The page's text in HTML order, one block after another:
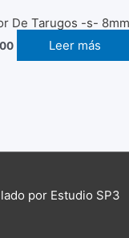
De Tarugos -s- 8mm
Leer más
por Estudio SP3